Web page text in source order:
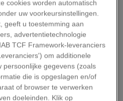
klauteren
in
wandelingen, zit
cookies worden automatisch
uw voorkeursinstellingen.
geeft u toestemming aan
advertentietechnologie
IAB TCF Framework-leveranciers
om additionele
persoonlijke gegevens (zoals
die is opgeslagen en/of
of browser te verwerken
doeleinden. Klik op